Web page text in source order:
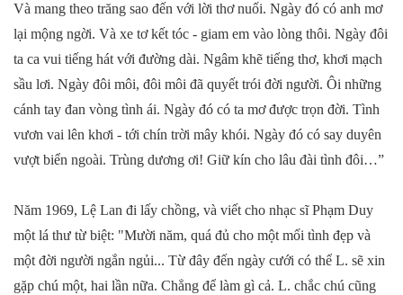
Và mang theo trăng sao đến với lời thơ nuối. Ngày đó có anh mơ
lại mộng ngời. Và xe tơ kết tóc - giam em vào lòng thôi. Ngày đôi
ta ca vui tiếng hát với đường dài. Ngâm khẽ tiếng thơ, khơi mạch
sầu lơi. Ngày đôi môi, đôi môi đã quyết trói đời người. Ôi những
cánh tay đan vòng tình ái. Ngày đó có ta mơ được trọn đời. Tình
vươn vai lên khơi - tới chín trời mây khói. Ngày đó có say duyên
vượt biển ngoài. Trùng dương ơi! Giữ kín cho lâu đài tình đôi…”
Năm 1969, Lệ Lan đi lấy chồng, và viết cho nhạc sĩ Phạm Duy
một lá thư từ biệt: "Mười năm, quá đủ cho một mối tình đẹp và
một đời người ngắn ngủi... Từ đây đến ngày cưới có thể L. sẽ xin
gặp chú một, hai lần nữa. Chẳng để làm gì cả. L. chắc chú cũng